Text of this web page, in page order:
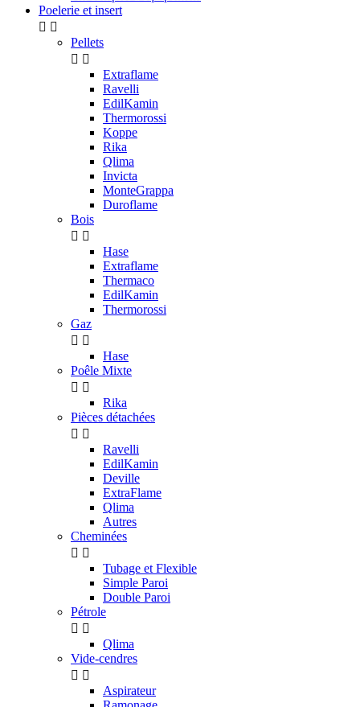
Poelerie et insert
 
Pellets
 
Extraflame
Ravelli
EdilKamin
Thermorossi
Koppe
Rika
Qlima
Invicta
MonteGrappa
Duroflame
Bois
 
Hase
Extraflame
Thermaco
EdilKamin
Thermorossi
Gaz
 
Hase
Poêle Mixte
 
Rika
Pièces détachées
 
Ravelli
EdilKamin
Deville
ExtraFlame
Qlima
Autres
Cheminées
 
Tubage et Flexible
Simple Paroi
Double Paroi
Pétrole
 
Qlima
Vide-cendres
 
Aspirateur